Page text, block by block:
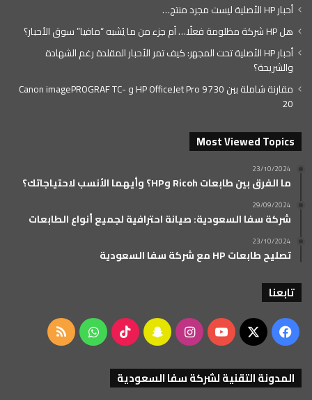
أحبار HP الأصلية ليست مجرد منتج…
هل HP شركة مظلومة فعلًا… أم جزء من ما يُشبه “مافيا” سوق الأحبار؟
أحبار HP الأصلية تحت المجهر: كيف تمر الأحبار المقلدة رغم الشهادة
والشريحة؟
مقارنة شاملة بين HP OfficeJet Pro 9730 و Canon imagePROGRAF TC-
20
Most Viewed Topics
23/10/2024
ما الفرق بين طابعات Ricoh وHP؟ وأيهما الأنسب لاحتياجاتك؟
29/09/2024
شركة سفا السعودية: صيانة احترافية لجميع أنواع الطابعات
23/10/2024
تصليح طابعات HP مع شركة سفا السعودية
تابعنا
فيسبوك
‫X
‫YouTubeانستقرامسناب ‫TikTok واتساب ملخص
المدونة التقنية لشركة سفا السعودية